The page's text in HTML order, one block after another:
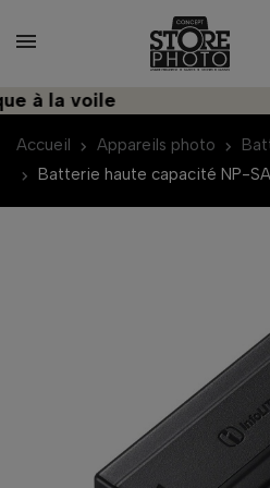
la voile
Accueil Appareils photo
Batterie haute capacité NP-